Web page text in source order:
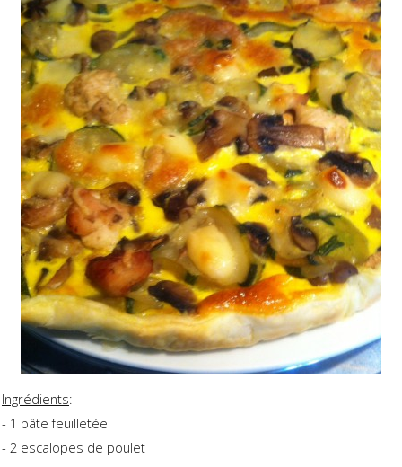
Ingrédients:
- 1 pâte feuilletée
- 2 escalopes de poulet